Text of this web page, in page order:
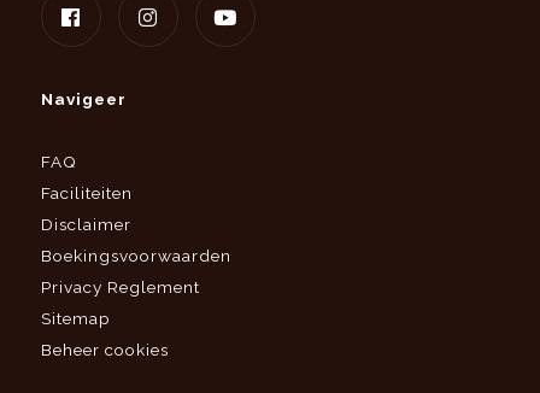
Navigeer
FAQ
Faciliteiten
Disclaimer
Boekingsvoorwaarden
Privacy Reglement
Sitemap
Beheer cookies